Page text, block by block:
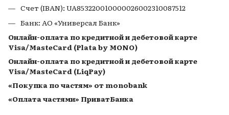
Счет (IBAN): UA853220010000026002310087512
Банк: АО «Универсал Банк»
Онлайн-оплата по кредитной и дебетовой карте
Visa/MasteCard (Plata by MONO)
Онлайн-оплата по кредитной и дебетовой карте
Visa/MasteCard (LiqPay)
«Покупка по частям» от monobank
«Оплата частями» ПриватБанка